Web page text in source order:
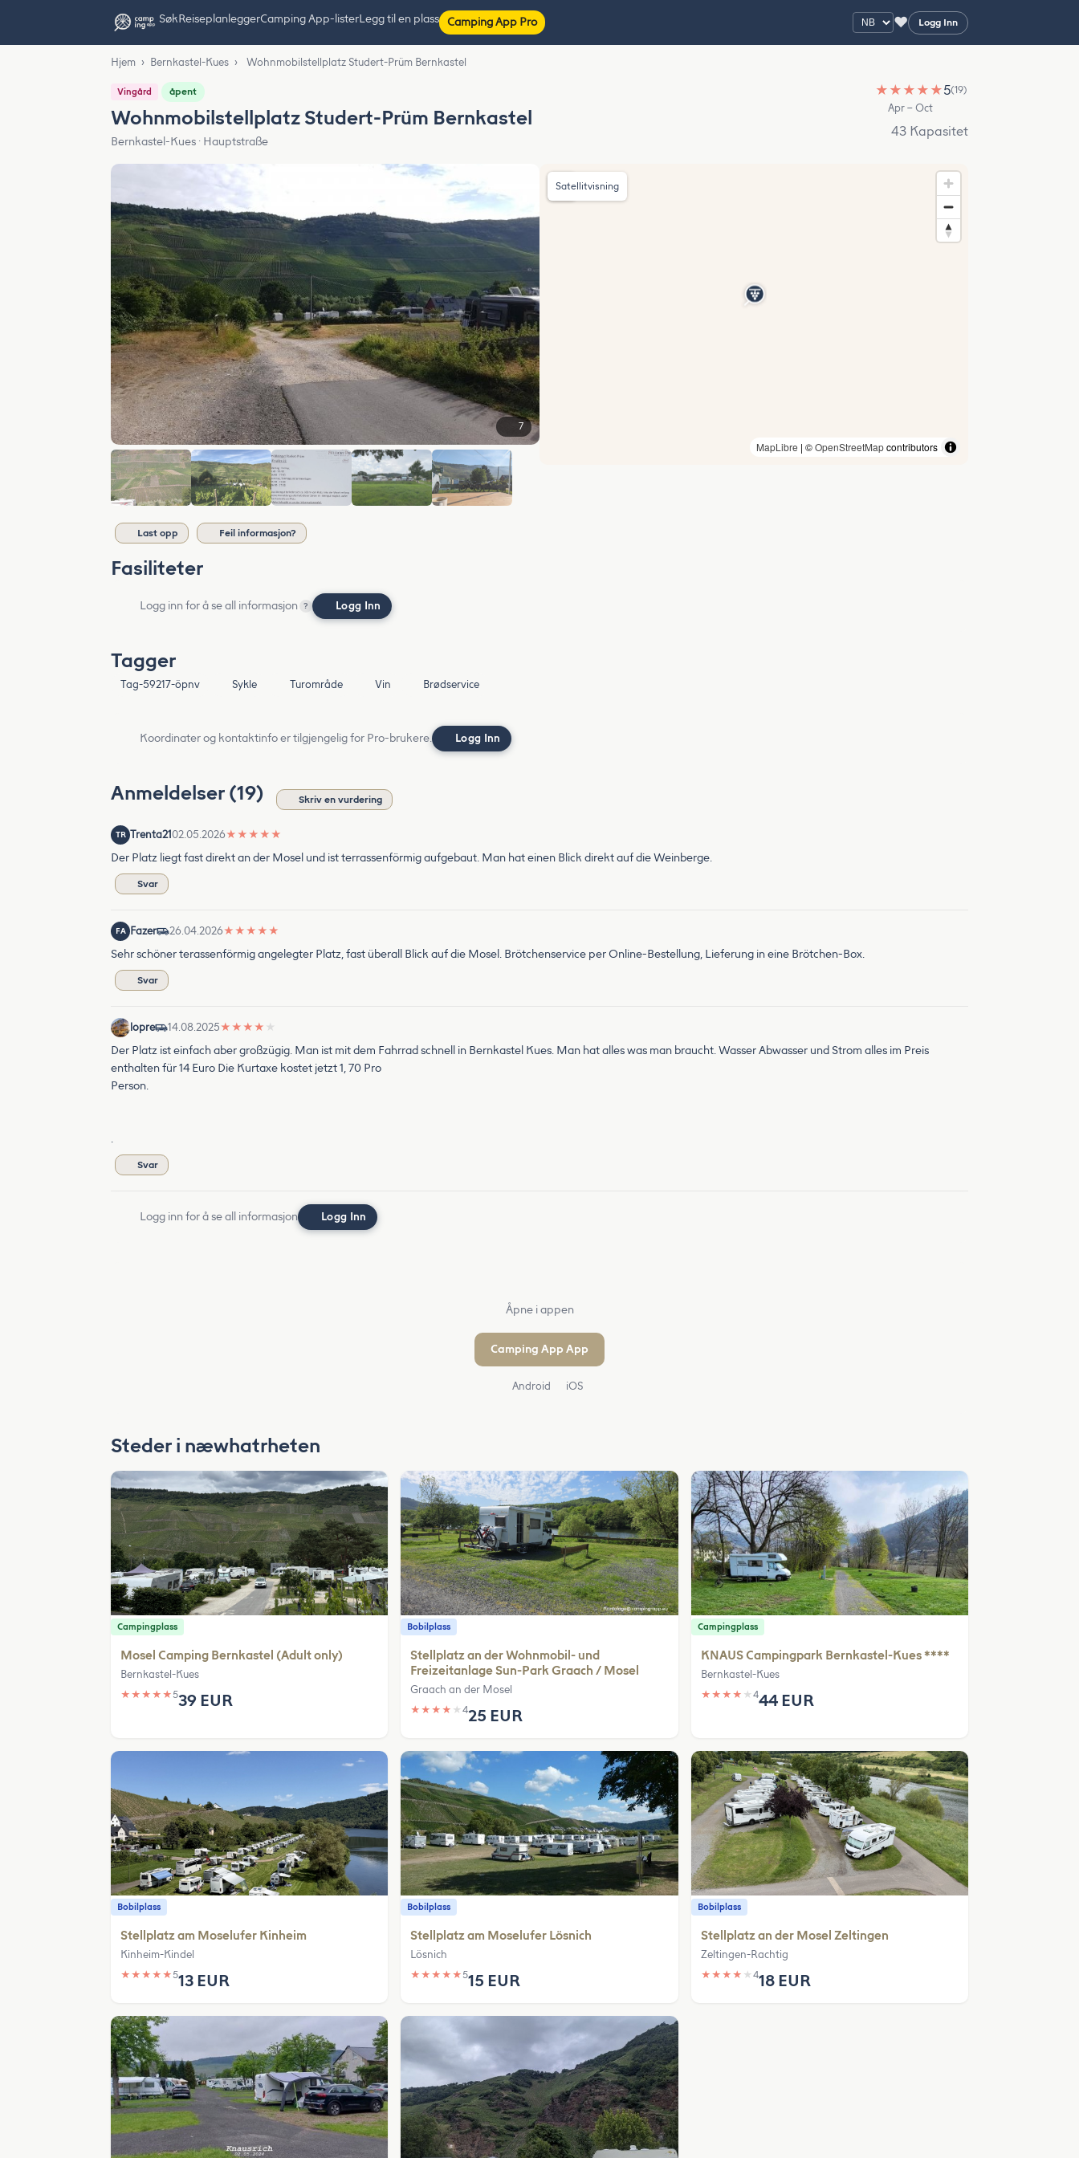
SøkReiseplanleggerCamping App-listerLegg til en plass Camping App Pro ♥ Logg Inn
Hjem › Bernkastel-Kues › Wohnmobilstellplatz Studert-Prüm Bernkastel
Vingård åpent
Wohnmobilstellplatz Studert-Prüm Bernkastel
Bernkastel-Kues · Hauptstraße
★ ★ ★ ★ ★5(19)
Apr – Oct
43 Kapasitet
7
MapLibre | ©OpenStreetMapcontributors
Satellitvisning
Last opp Feil informasjon?
Fasiliteter
Logg inn for å se all informasjon ? Logg Inn
Tagger
Tag-59217-öpnv Sykle Turområde Vin Brødservice
Koordinater og kontaktinfo er tilgjengelig for Pro-brukere. Logg Inn
Anmeldelser (19) Skriv en vurdering
TR Trenta2102.05.2026★ ★ ★ ★ ★
Der Platz liegt fast direkt an der Mosel und ist terrassenförmig aufgebaut. Man hat einen Blick direkt auf die Weinberge.
Svar
FA Fazer 26.04.2026★ ★ ★ ★ ★
Sehr schöner terassenförmig angelegter Platz, fast überall Blick auf die Mosel. Brötchenservice per Online-Bestellung, Lieferung in eine Brötchen-Box.
Svar
lopre 14.08.2025★ ★ ★ ★ ★
Der Platz ist einfach aber großzügig. Man ist mit dem Fahrrad schnell in Bernkastel Kues. Man hat alles was man braucht. Wasser Abwasser und Strom alles im Preis
enthalten für 14 Euro Die Kurtaxe kostet jetzt 1, 70 Pro
Person.
.
Svar
Logg inn for å se all informasjon Logg Inn
Åpne i appen
Camping App App
Android iOS
Steder i næwhatrheten
Campingplass
Mosel Camping Bernkastel (Adult only)
Bernkastel-Kues
★ ★ ★ ★ ★539 EUR
Bobilplass
Stellplatz an der Wohnmobil- und
Freizeitanlage Sun-Park Graach / Mosel
Graach an der Mosel
★ ★ ★ ★ ★425 EUR
Campingplass
KNAUS Campingpark Bernkastel-Kues ****
Bernkastel-Kues
★ ★ ★ ★ ★ 444 EUR
Bobilplass
Stellplatz am Moselufer Kinheim
Kinheim-Kindel
★ ★ ★ ★ ★513 EUR
Bobilplass
Stellplatz am Moselufer Lösnich
Lösnich
★ ★ ★ ★ ★515 EUR
Bobilplass
Stellplatz an der Mosel Zeltingen
Zeltingen-Rachtig
★ ★ ★ ★ ★ 418 EUR